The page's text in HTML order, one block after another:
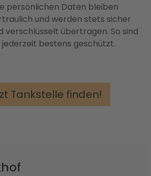
persönlichen Daten bleiben
und werden stets sicher
verschlüsselt übertragen. So sind
jederzeit bestens geschützt.
Tankstelle finden!